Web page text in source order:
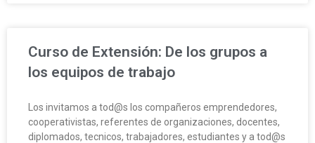
Curso de Extensión: De los grupos a
los equipos de trabajo
Los invitamos a tod@s los compañeros emprendedores,
cooperativistas, referentes de organizaciones, docentes,
diplomados, tecnicos, trabajadores, estudiantes y a tod@s